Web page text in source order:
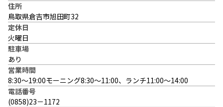
住所
鳥取県倉吉市旭田町32
定休日
火曜日
駐車場
あり
営業時間
8:30～19:00モーニング8:30～11:00、ランチ11:00～14:00
電話番号
(0858)23－1172